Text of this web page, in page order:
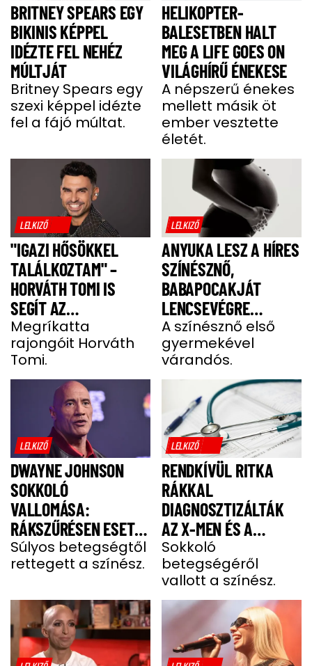
BRITNEY SPEARS EGY
BIKINIS KÉPPEL
IDÉZTE FEL NEHÉZ
MÚLTJÁT
Britney Spears egy
szexi képpel idézte
fel a fájó múltat.
HELIKOPTER-
BALESETBEN HALT
MEG A LIFE GOES ON
VILÁGHÍRŰ ÉNEKESE
A népszerű énekes
mellett másik öt
ember vesztette
életét.
LELKIZŐ
"IGAZI HŐSÖKKEL
TALÁLKOZTAM" –
HORVÁTH TOMI IS
SEGÍT AZ
IZOMSORVADÁSOS
ALEXNEK
Megríkatta
rajongóit Horváth
Tomi.
LELKIZŐ
ANYUKA LESZ A HÍRES
SZÍNÉSZNŐ,
BABAPOCAKJÁT
LENCSEVÉGRE
KAPTÁK
A színésznő első
gyermekével
várandós.
LELKIZŐ
DWAYNE JOHNSON
SOKKOLÓ
VALLOMÁSA:
RÁKSZŰRÉSEN ESETT
ÁT A SZÍNÉSZ EGY
FÁJDALMAS CSOMÓ
Súlyos betegségtől
rettegett a színész.
LELKIZŐ
RENDKÍVÜL RITKA
RÁKKAL
DIAGNOSZTIZÁLTÁK
AZ X-MEN ÉS A
DEADPOOL SZTÁRJÁT
Sokkoló
betegségéről
vallott a színész.